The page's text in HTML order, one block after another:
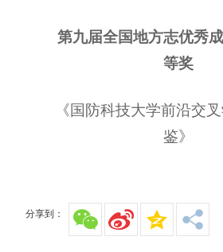
第九届全国地方志优秀
等奖
《国防科技大学前沿交
鉴》
分享到：